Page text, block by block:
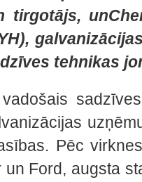
tirgotājs,
tehnikas
Pēc
Ford, augsta